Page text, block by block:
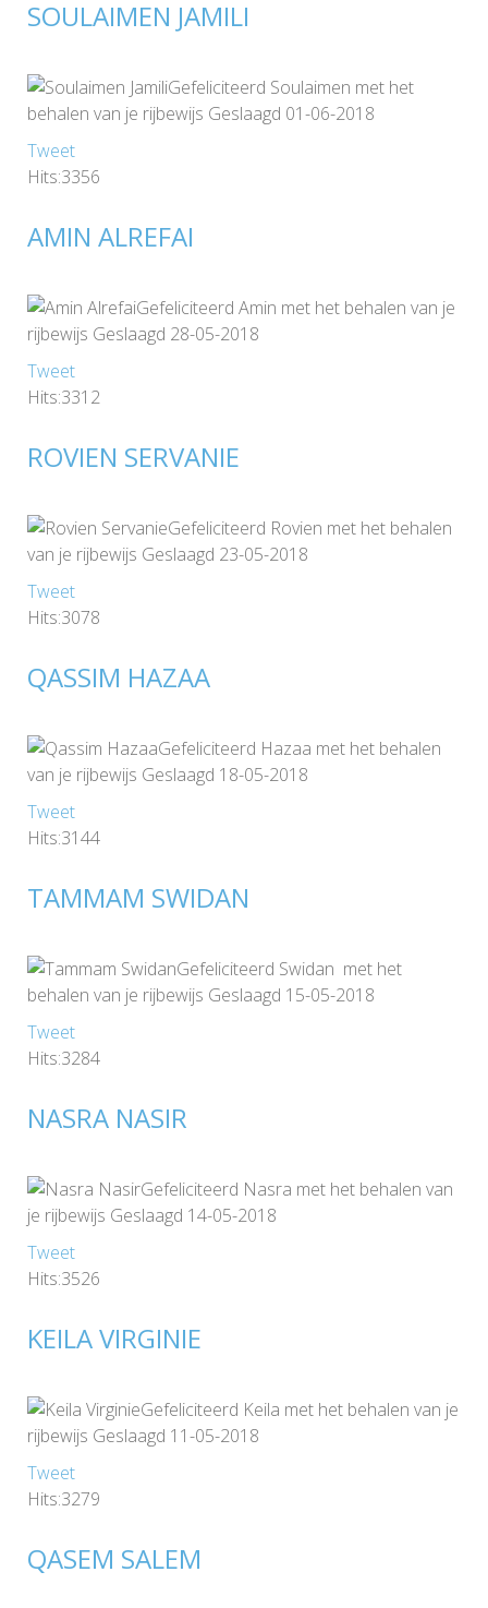
SOULAIMEN JAMILI
Gefeliciteerd Soulaimen met het
behalen van je rijbewijs Geslaagd 01-06-2018
Tweet
Hits:3356
AMIN ALREFAI
Gefeliciteerd Amin met het behalen van je
rijbewijs Geslaagd 28-05-2018
Tweet
Hits:3312
ROVIEN SERVANIE
Gefeliciteerd Rovien met het behalen
van je rijbewijs Geslaagd 23-05-2018
Tweet
Hits:3078
QASSIM HAZAA
Gefeliciteerd Hazaa met het behalen
van je rijbewijs Geslaagd 18-05-2018
Tweet
Hits:3144
TAMMAM SWIDAN
Gefeliciteerd Swidan met het
behalen van je rijbewijs Geslaagd 15-05-2018
Tweet
Hits:3284
NASRA NASIR
Gefeliciteerd Nasra met het behalen van
je rijbewijs Geslaagd 14-05-2018
Tweet
Hits:3526
KEILA VIRGINIE
Gefeliciteerd Keila met het behalen van je
rijbewijs Geslaagd 11-05-2018
Tweet
Hits:3279
QASEM SALEM